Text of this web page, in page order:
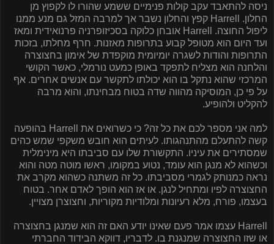
ניסה להתאבד עקב קולות פנימיים ששמע שהורו לו לקפוץ מן
החלון.
Harrell קפץ והחלון נשבר אך למרבה המזל גם מנע ממנו
ליפול החוצה.
Harrell אובחן כלוקה בסכיזופרניה פרנואידית ומאז
ועד היום הוא מטופל קבוע בתרופות מאזנות. חרף מחלתו, בזכות
התרופות והודות לשגרה יומיומית מוקפדת של אימון בחצוצרה
והלחנה הוא מצליח לתפקד באופן כמעט נורמלי, כאשר הקושי
המרכזי שהוא נתקל בו הוא יכולתו לתקשר עם אנשים אחרים. אף
על פי כן, המוסיקה מהווה שדה בטוח מבחינתו, והוא מרבה
להקליט ולהופיע.
למה אני מספר לכם את כל זה? כי כשרואים את Harrell בהופעה
קשה להתעלם מהתנהגותו. לעיתים הוא חובש משקפי שמש כהים
שמסתירים את עיניו. התקשורת שלו עם סביבתו היא מינימלית
וכשהוא לא מנגן הוא עומד, נטוע במקומו, ראשו מוטה מטה והוא
נראה כמנותק לגמרי מסביבתו. כל זה משתנה כשהוא מקרב את
החצוצרה לפיו ומתחיל לנגן. או אז הוא הופך לאדם אחר. בטוח
בעצמו, פורח, מלא רעיונות ומלודיות מקוריות, וחצוצרן מצויין.
Harrell עצמו אמר פעם שאינו יודע האם זה הוא שמנגן בחצוצרה
או שזו החצוצרה שמנגנת בו. לדבריו, דווקא הבידוד החברתי